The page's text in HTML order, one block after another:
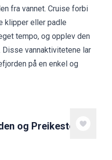
fra vannet. Cruise forbi
klipper eller padle
tempo, og opplev den
vannaktivitetene lar
på en enkel og
og Preikestolen